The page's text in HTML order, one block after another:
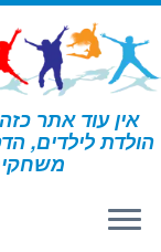
דלג
לתוכן
אין עוד אתר
הולדת לילדים,
דף הבית » אליס